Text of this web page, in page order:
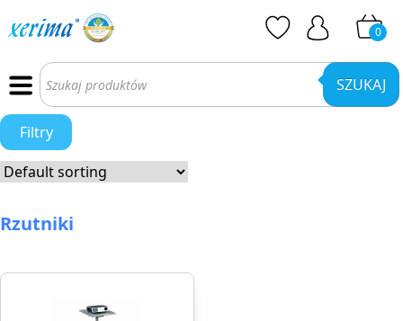
0
Wyszukiwarka
produktów SZUKAJ
Filtry
Rzutniki